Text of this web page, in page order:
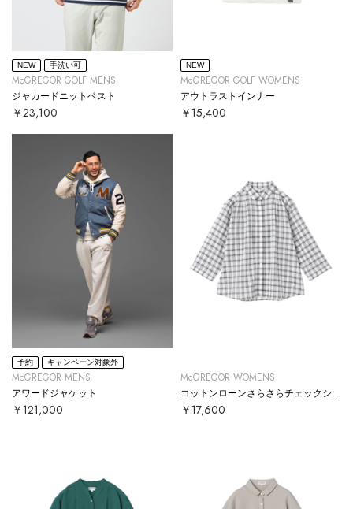
NEW 手洗い可
McGREGOR GOLF MENS
ジャカードニットベスト
￥23,100
NEW
McGREGOR GOLF WOMENS
アウトラストインナー
￥15,400
予約 キャンペーン対象外
McGREGOR MENS
アワードジャケット
￥121,000
McGREGOR WOMENS
￥17,600